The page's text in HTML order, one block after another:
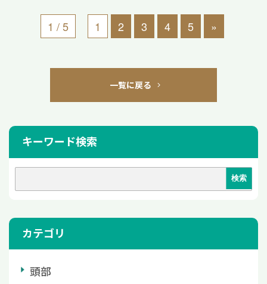
1 / 5 1 2 3 4 5 »
一覧に戻る
キーワード検索
カテゴリ
頭部